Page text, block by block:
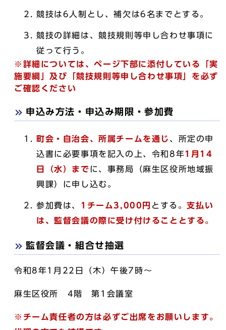
競技は6人制とし、補欠は6名までとする。
競技の詳細は、競技規則等申し合わせ事項に
従って行う。
※詳細については、ページ下部に添付している「実
施要綱」及び「競技規則等申し合わせ事項」を必ず
ご確認ください
申込み方法・申込み期限・参加費
町会・自治会、所属チームを通じ 、所定の申
込書に必要事項を記入の上、令和8年1月14
日（水）まで に、事務局（麻生区役所地域振
興課）に申し込む。
参加費は、 1チーム3,000円 とする。支払い
は、監督会議の際に受け付けることとする。
監督会議・組合せ抽選
令和8年1月22日（木）午後7時～
麻生区役所 4階 第1会議室
※チーム責任者の方は必ずご出席をお願いします。